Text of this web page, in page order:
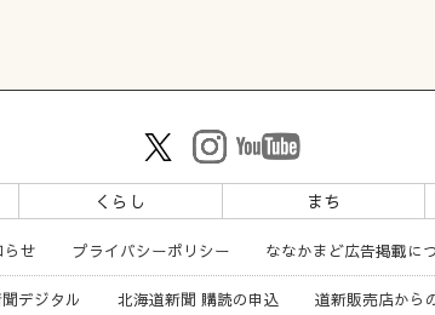
くらし まち
らせ プライバシーポリシー ななかまど広告掲載に
デジタル 北海道新聞 購読の申込 道新販売店から